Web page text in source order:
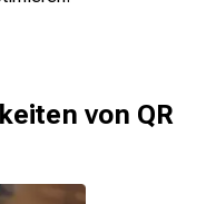
von QR